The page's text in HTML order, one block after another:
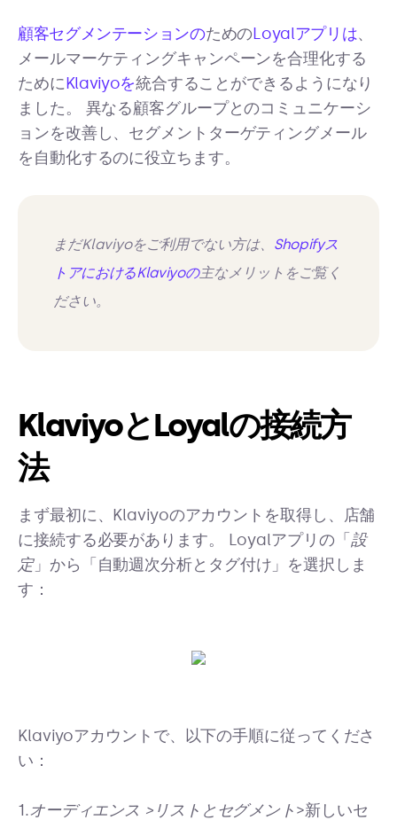
顧客セグメンテーションのためのLoyalアプリは、
メールマーケティングキャンペーンを合理化する
ためにKlaviyoを統合することができるようになり
ました。 異なる顧客グループとのコミュニケーシ
ョンを改善し、セグメントターゲティングメール
を自動化するのに役立ちます。
まだKlaviyoをご利用でない方は、 Shopifyス
トアにおけるKlaviyoの主なメリットをご覧く
ださい。
KlaviyoとLoyalの接続方
法
まず最初に、Klaviyoのアカウントを取得し、店舗
に接続する必要があります。 Loyalアプリの「 設
定」から「自動週次分析とタグ付け」を選択しま
す：
Klaviyoアカウントで、以下の手順に従ってくださ
い：
1.オーディエンス >リストとセグメント>新しいセ